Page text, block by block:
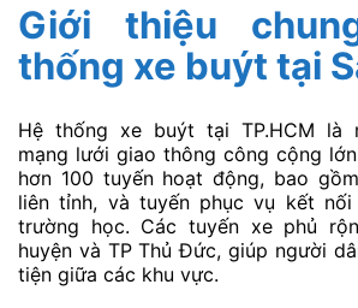
Giới thiệu
thống xe buýt tại
Hệ thống xe buýt tại TP.HCM là
mạng lưới giao thông công cộng
hơn 100 tuyến hoạt động, bao
liên tỉnh, và tuyến phục vụ kết nối
trường học. Các tuyến xe phủ
huyện và TP Thủ Đức, giúp người
tiện giữa các khu vực.